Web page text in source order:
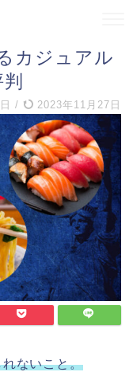
カジュアル
/ 2023年11月27日
ないこと。